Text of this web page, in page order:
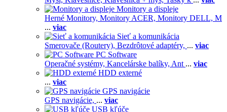
Monitory a displeje
Herné Monitory, Monitory ACER, Monitory DELL, M
... viac
Sieť a komunikácia
Smerovače (Routery), Bezdrôtové adaptéry, ... viac
PC Software
Operačné systémy, Kancelárske balíky, Ant ... viac
HDD externé
... viac
GPS navigácie
GPS navigácie, ... viac
USB kľúče